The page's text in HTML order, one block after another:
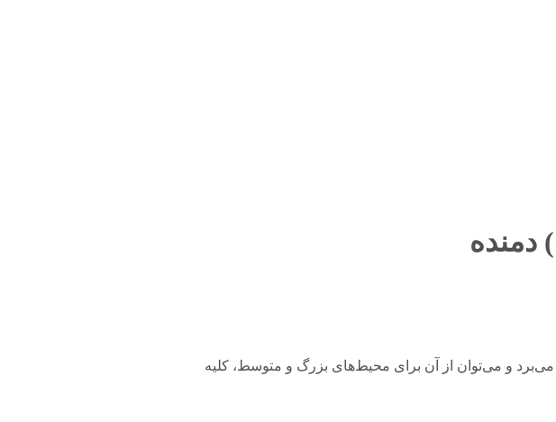
خود از قاب بهره می‌برد و می‌توان از آن برای محیط‌های بزرگ و متوسط، کلیه